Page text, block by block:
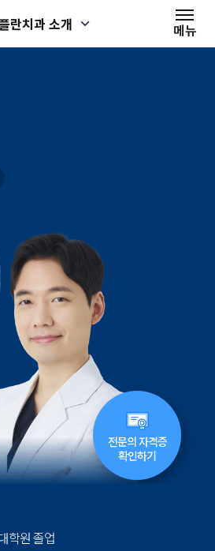
란치과 소개 메뉴
전문의 자격증
확인하기
학원 졸업